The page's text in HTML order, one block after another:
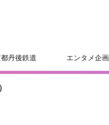
丹後鉄道 エンタメ企画